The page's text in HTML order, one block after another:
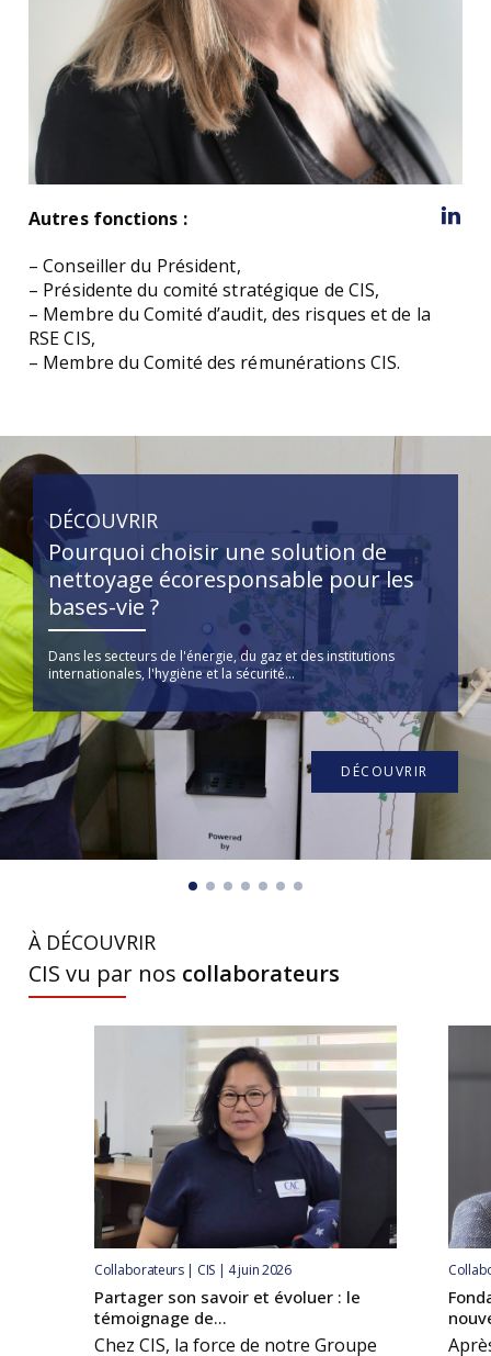
Autres fonctions :
– Conseiller du Président,
– Présidente du comité stratégique de CIS,
– Membre du Comité d’audit, des risques et de la
RSE CIS,
– Membre du Comité des rémunérations CIS.
DÉCOUVRIR
Pourquoi choisir une solution de
nettoyage écoresponsable pour les
bases-vie ?
Dans les secteurs de l'énergie, du gaz et des institutions
internationales, l'hygiène et la sécurité...
DÉCOUVRIR
À DÉCOUVRIR
CIS vu par nos collaborateurs
Collaborateurs | CIS | 4 juin 2026
Partager son savoir et évoluer : le
témoignage de...
Chez CIS, la force de notre Groupe